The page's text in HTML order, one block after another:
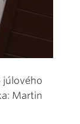
júlového
Martin